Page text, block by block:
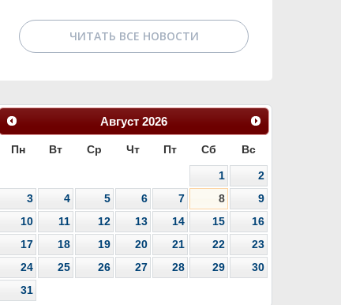
ЧИТАТЬ ВСЕ НОВОСТИ
Август 2026
Пн Вт Ср Чт Пт Сб Вс
1
2
3
4 5 6 7 8
9
10
11 12 13 14 15
16
17
18 19 20 21 22
23
24
25 26 27 28 29
30
31